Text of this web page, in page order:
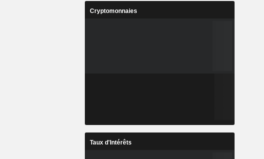
Cryptomonnaies
Taux d'Intérêts